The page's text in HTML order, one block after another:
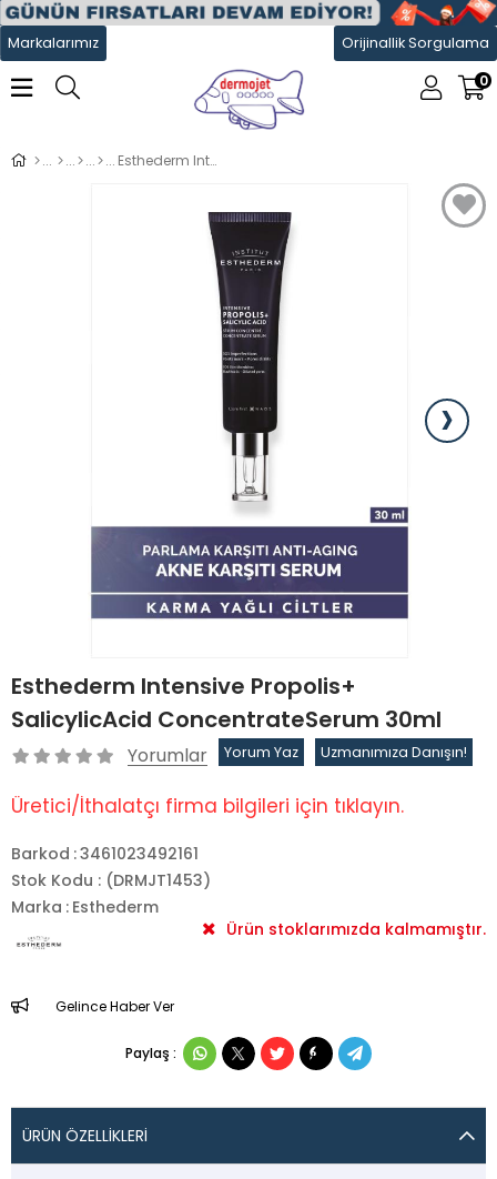
Markalarımız
Orijinallik Sorgulama
0
Esthederm Intensive Propolis+ SalicylicAcid ConcentrateSerum 30ml
›
Esthederm Intensive Propolis+
SalicylicAcid ConcentrateSerum 30ml
Yorumlar Yorum Yaz Uzmanımıza Danışın!
Üretici/İthalatçı firma bilgileri için tıklayın.
Barkod :3461023492161
Stok Kodu
(DRMJT1453)
Ürün stoklarımızda kalmamıştır.
Marka : Esthederm
Gelince Haber Ver
Paylaş :
ÜRÜN ÖZELLIKLERI